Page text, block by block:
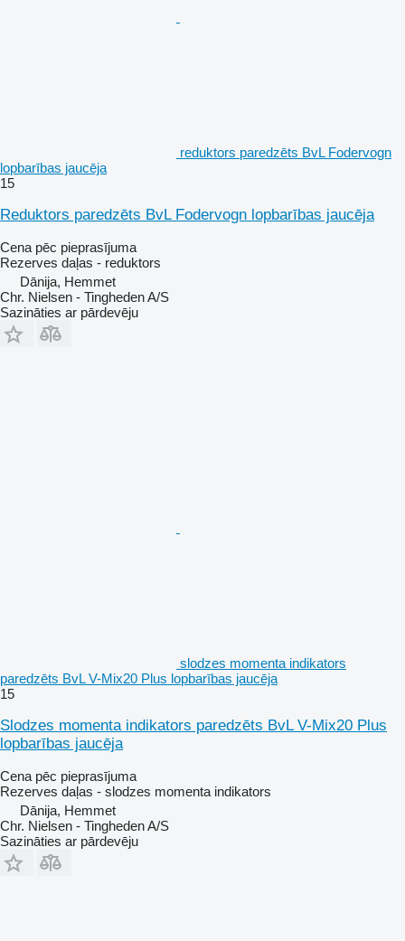
reduktors paredzēts BvL Fodervogn
lopbarības jaucēja
15
Reduktors paredzēts BvL Fodervogn lopbarības jaucēja
Cena pēc pieprasījuma
Rezerves daļas - reduktors
Dānija, Hemmet
Chr. Nielsen - Tingheden A/S
Sazināties ar pārdevēju
slodzes momenta indikators
paredzēts BvL V-Mix20 Plus lopbarības jaucēja
15
Slodzes momenta indikators paredzēts BvL V-Mix20 Plus
lopbarības jaucēja
Cena pēc pieprasījuma
Rezerves daļas - slodzes momenta indikators
Dānija, Hemmet
Chr. Nielsen - Tingheden A/S
Sazināties ar pārdevēju